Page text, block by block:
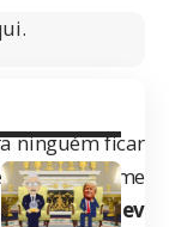
.
ninguém ficar
conforme
, oDev